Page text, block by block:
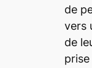
de
vers
de